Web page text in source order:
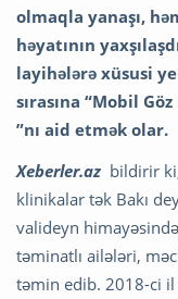
olmaqla yanaşı,
həyatının
layihələrə xüsusi
sırasına “Mobil
”nı aid etmək olar.
Xeberler.az bildirir
klinikalar tək Bakı
valideyn
təminatlı ailələri,
təmin edib. 2018-ci il